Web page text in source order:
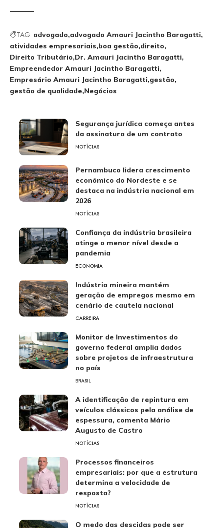
TAG: advogado advogado Amauri Jacintho Baragatti
atividades empresariais boa gestão direito
Direito Tributário Dr. Amauri Jacintho Baragatti
Empreendedor Amauri Jacintho Baragatti
Empresário Amauri Jacintho Baragatti gestão
gestão de qualidade Negócios
Segurança jurídica começa antes
da assinatura de um contrato
NOTÍCIAS
Pernambuco lidera crescimento
econômico do Nordeste e se
destaca na indústria nacional em
2026
NOTÍCIAS
Confiança da indústria brasileira
atinge o menor nível desde a
pandemia
ECONOMIA
Indústria mineira mantém
geração de empregos mesmo em
cenário de cautela nacional
CARREIRA
Monitor de Investimentos do
governo federal amplia dados
sobre projetos de infraestrutura
no país
BRASIL
A identificação de repintura em
veículos clássicos pela análise de
espessura, comenta Mário
Augusto de Castro
NOTÍCIAS
Processos financeiros
empresariais: por que a estrutura
determina a velocidade de
resposta?
NOTÍCIAS
O medo das descidas pode ser